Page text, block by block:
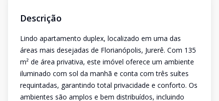
Descrição
Lindo apartamento duplex, localizado em uma das
áreas mais desejadas de Florianópolis, Jurerê. Com 135
m² de área privativa, este imóvel oferece um ambiente
iluminado com sol da manhã e conta com três suítes
requintadas, garantindo total privacidade e conforto. Os
ambientes são amplos e bem distribuídos, incluindo